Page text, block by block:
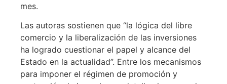
mes.
Las autoras sostienen que “la lógica del libre
comercio y la liberalización de las inversiones
ha logrado cuestionar el papel y alcance del
Estado en la actualidad”. Entre los mecanismos
para imponer el régimen de promoción y